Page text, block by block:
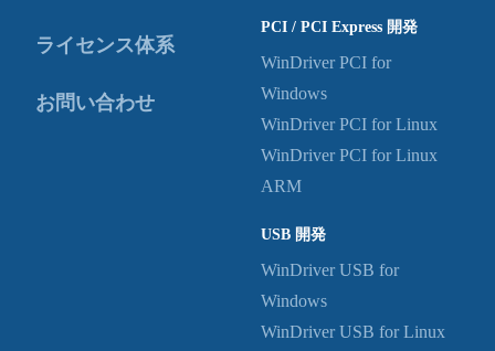
ライセンス体系
お問い合わせ
PCI / PCI Express 開発
WinDriver PCI for
Windows
WinDriver PCI for Linux
WinDriver PCI for Linux
ARM
USB 開発
WinDriver USB for
Windows
WinDriver USB for Linux